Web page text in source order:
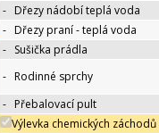
- Dřezy nádobí teplá voda
- Dřezy praní - teplá voda
- Sušička prádla
- Rodinné sprchy
- Přebalovací pult
Výlevka chemických záchodů